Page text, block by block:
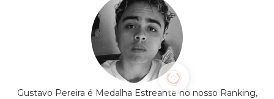
Gustavo Pereira é Medalha Estreante no nosso Ranking,